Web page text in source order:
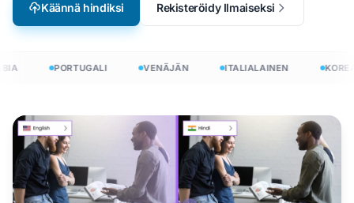
Käännä hindiksi Rekisteröidy Ilmaiseksi
PORTUGALI VENÄJÄN ITALIALAINEN